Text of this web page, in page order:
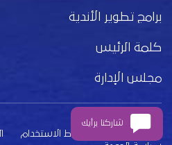
برامج تطوير الأندية
كلمة الرئيس
مجلس الإدارة
بيان الخصوصية شروط الاستخدام
شاركنا برأيك